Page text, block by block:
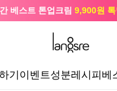
베스트 톤업크림 9,900원
5,000원
기 이벤트성분레시피 베